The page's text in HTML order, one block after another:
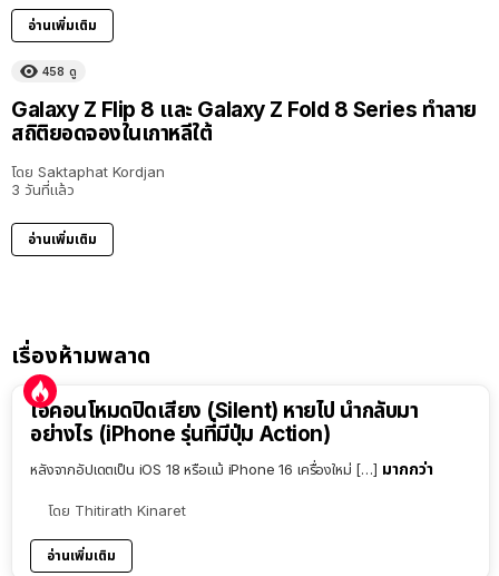
อ่านเพิ่มเติม
458 ดู
Galaxy Z Flip 8 และ Galaxy Z Fold 8 Series ทำลาย
สถิติยอดจองในเกาหลีใต้
โดย Saktaphat Kordjan
3 วันที่แล้ว
อ่านเพิ่มเติม
เรื่องห้ามพลาด
ไอคอนโหมดปิดเสียง (Silent) หายไป นำกลับมา
อย่างไร (iPhone รุ่นที่มีปุ่ม Action)
หลังจากอัปเดตเป็น iOS 18 หรือแม้ iPhone 16 เครื่องใหม่ […] มากกว่า
โดย Thitirath Kinaret
อ่านเพิ่มเติม